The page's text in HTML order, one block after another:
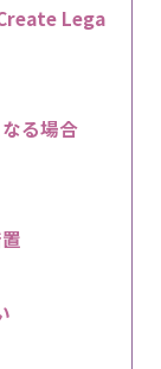
Lega
る場合